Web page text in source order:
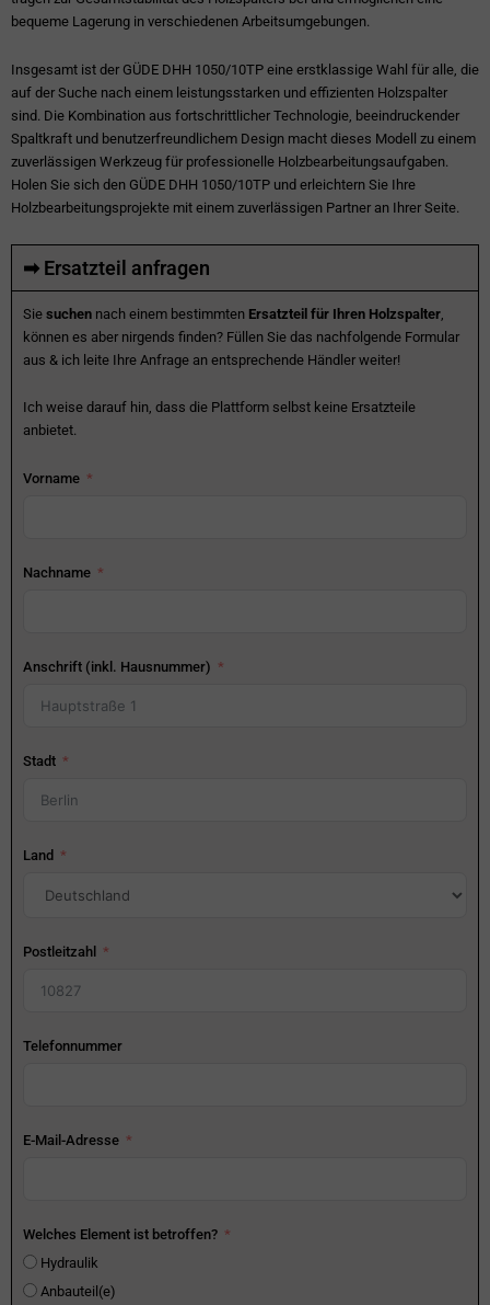
bequeme Lagerung in verschiedenen Arbeitsumgebungen.
Insgesamt ist der GÜDE DHH 1050/10TP eine erstklassige Wahl für alle, die
auf der Suche nach einem leistungsstarken und effizienten Holzspalter
sind. Die Kombination aus fortschrittlicher Technologie, beeindruckender
Spaltkraft und benutzerfreundlichem Design macht dieses Modell zu einem
zuverlässigen Werkzeug für professionelle Holzbearbeitungsaufgaben.
Holen Sie sich den GÜDE DHH 1050/10TP und erleichtern Sie Ihre
Holzbearbeitungsprojekte mit einem zuverlässigen Partner an Ihrer Seite.
➡ Ersatzteil anfragen
Sie suchen nach einem bestimmten Ersatzteil für Ihren Holzspalter
können es aber nirgends finden? Füllen Sie das nachfolgende Formular
aus & ich leite Ihre Anfrage an entsprechende Händler weiter!
Ich weise darauf hin, dass die Plattform selbst keine Ersatzteile
anbietet.
Vorname
Nachname
Anschrift (inkl. Hausnummer)
Stadt
Land
Postleitzahl
Telefonnummer
E-Mail-Adresse
Welches Element ist betroffen?
Hydraulik
Anbauteil(e)